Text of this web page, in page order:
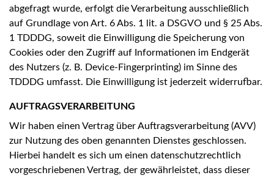
abgefragt wurde, erfolgt die Verarbeitung ausschließlich
auf Grundlage von Art. 6 Abs. 1 lit. a DSGVO und § 25 Abs.
1 TDDDG, soweit die Einwilligung die Speicherung von
Cookies oder den Zugriff auf Informationen im Endgerät
des Nutzers (z. B. Device-Fingerprinting) im Sinne des
TDDDG umfasst. Die Einwilligung ist jederzeit widerrufbar.
AUFTRAGSVERARBEITUNG
Wir haben einen Vertrag über Auftragsverarbeitung (AVV)
zur Nutzung des oben genannten Dienstes geschlossen.
Hierbei handelt es sich um einen datenschutzrechtlich
vorgeschriebenen Vertrag, der gewährleistet, dass dieser